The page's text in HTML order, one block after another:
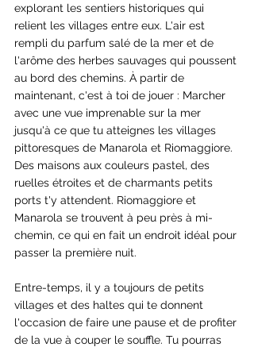
explorant les sentiers historiques qui
relient les villages entre eux. L'air est
rempli du parfum salé de la mer et de
l'arôme des herbes sauvages qui poussent
au bord des chemins. À partir de
maintenant, c'est à toi de jouer : Marcher
avec une vue imprenable sur la mer
jusqu'à ce que tu atteignes les villages
pittoresques de Manarola et Riomaggiore.
Des maisons aux couleurs pastel, des
ruelles étroites et de charmants petits
ports t'y attendent. Riomaggiore et
Manarola se trouvent à peu près à mi-
chemin, ce qui en fait un endroit idéal pour
passer la première nuit.
Entre-temps, il y a toujours de petits
villages et des haltes qui te donnent
l'occasion de faire une pause et de profiter
de la vue à couper le souffle. Tu pourras